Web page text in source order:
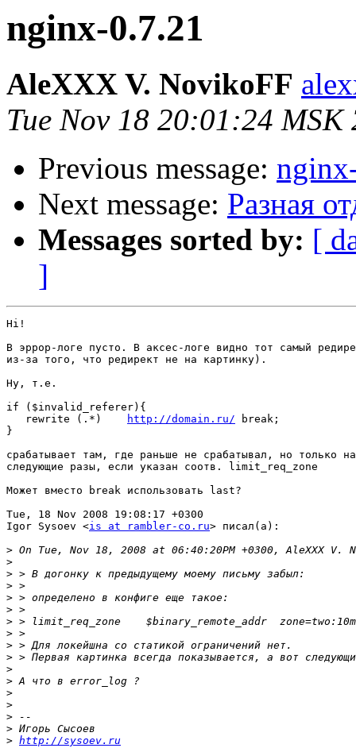
nginx-0.7.21
AleXXX V. NovikoFF
Tue Nov 18 20:01:24 MSK
Previous message:
Next message: Разная
Messages sorted by: [
]
Hi!
В эррор-логе пусто. В аксес-логе видно тот самый
из-за того, что редирект не на картинку).
Ну, т.е.
if ($invalid_referer){
   rewrite (.*)
http://domain.ru/ break;
}
срабатывает там, где раньше не срабатывал, но только
следующие разы, если указан соотв. limit_req_zone
Может вместо break использовать last?
Tue, 18 Nov 2008 19:08:17 +0300
Igor Sysoev <is at rambler-co.ru> писал(а):
>
>
>
>
>
>
>
>
>
>
>
>
>
>
>
>
> http://sysoev.ru